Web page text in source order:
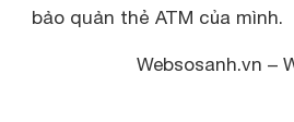
bảo quản thẻ ATM của mình.
Websosanh.vn –